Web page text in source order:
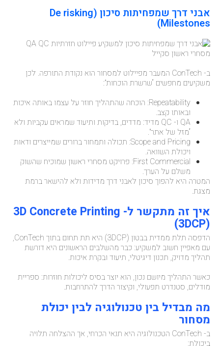
אבני דרך שמפחיתות סיכון (De risking
Milestones)
ב- ConTech המעבר מפיילוט למסחור הוא נקודת התורפה. לכן
משקיעים מחפשים “שרשרת הוכחות”:
Repeatability: הוכחה שהתהליך חוזר על עצמו באותה איכות
ובאותו קצב.
QA ו- QC מדיד: מדדים, בדיקות ותיעוד שמראים עקביות ולא
“מזל של אתר”.
Scope and Pricing: תכולה ותמחור ברורים שמייצרים ודאות
ויכולת השוואה.
First Commercial: פרויקט מסחרי ראשון שמוכיח שהשוק
משלם על הערך.
המטרה היא להפוך סיכון לאבני דרך מדידות ולא להישאר ברמת
מצגת.
איך זה מתקשר ל- 3D Concrete Printing
(3DCP)
הדפסה תלת ממדית בבטון (3DCP) היא תת תחום בתוך ConTech,
עם מאפיין חשוב למשקיע: כבר מהשלבים הראשונים היא דורשת
תהליך מדויק, תכנון דיגיטלי, תיעוד ובקרת איכות.
כאשר התהליך מיושם נכון, הוא יוצר בסיס ליכולות חוזרות: ספריית
מודלים, סטנדרט תפעולי, וקיצור הדרך להתרחבות.
מה מבדיל בין טכנולוגיה לבין יכולת
מסחור
ב- ConTech הטכנולוגיה היא תנאי הכרחי, אך ההצלחה תלויה
ביכולת: